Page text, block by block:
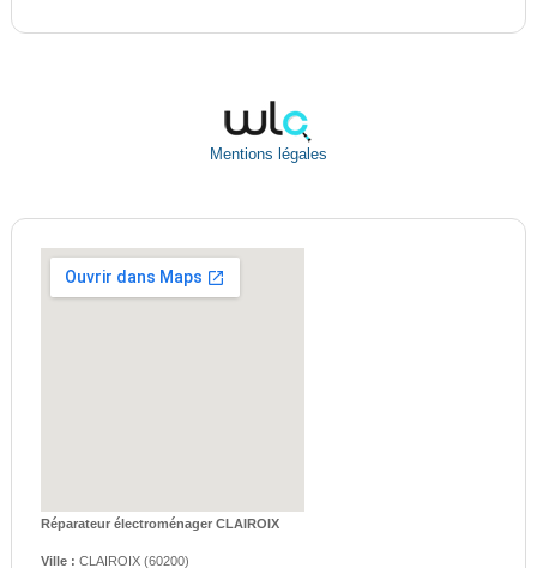
Mentions légales
Réparateur électroménager CLAIROIX
Ville : CLAIROIX(60200)